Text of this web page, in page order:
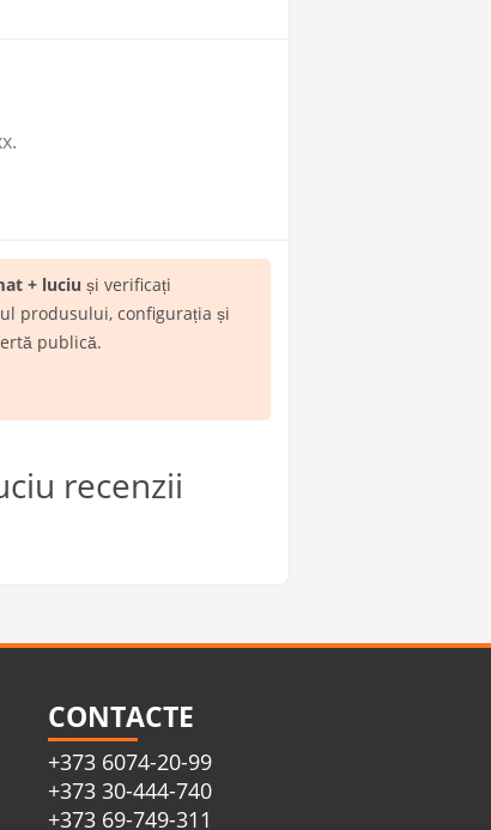
+ luciu și verificați
produsului, configurația și
publică.
recenzii
CONTACTE
+373 6074-20-99
+373 30-444-740
+373 69-749-311